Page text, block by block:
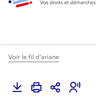
Voir le fil d'ariane